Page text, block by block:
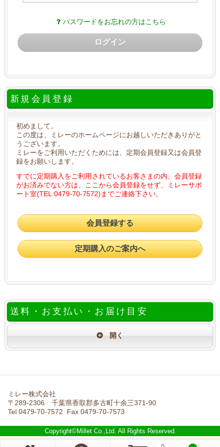
パスワードをお忘れの方はこちら
ログイン
新規会員登録
初めまして。
この度は、ミレーのホームページにお越しいただきありがと
うございます。
ミレーをご利用いただくためには、定期会員登録又は会員登
録をお願いします。
すでに定期購入をご利用されているお客さまの内、会員登録
がお済みでない方は、ここから会員登録をせず、ミレーサポ
ート室(TEL:0479-70-7572)までご連絡下さい。
会員登録する
定期購入のご案内へ
送料・お支払い・お届け目安
ミレー株式会社
〒289-2306 千葉県香取郡多古町十余三371-90
Tel 0479-70-7572 Fax 0479-70-7573
Copyright©Millet Co.,Ltd. All Rights Reserved.